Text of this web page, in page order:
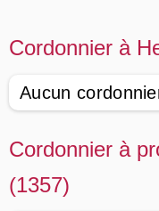
Cordonnier à
Aucun
Cordonnier à
(1357)